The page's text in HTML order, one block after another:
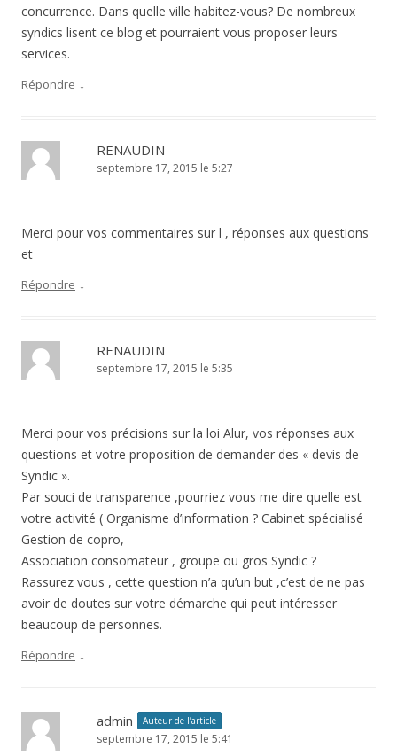
concurrence. Dans quelle ville habitez-vous? De nombreux
syndics lisent ce blog et pourraient vous proposer leurs
services.
Répondre ↓
RENAUDIN
septembre 17, 2015 le 5:27
Merci pour vos commentaires sur l , réponses aux questions
et
Répondre ↓
RENAUDIN
septembre 17, 2015 le 5:35
Merci pour vos précisions sur la loi Alur, vos réponses aux
questions et votre proposition de demander des « devis de
Syndic ».
Par souci de transparence ,pourriez vous me dire quelle est
votre activité ( Organisme d’information ? Cabinet spécialisé
Gestion de copro,
Association consomateur , groupe ou gros Syndic ?
Rassurez vous , cette question n’a qu’un but ,c’est de ne pas
avoir de doutes sur votre démarche qui peut intéresser
beaucoup de personnes.
Répondre ↓
admin Auteur de l’article
septembre 17, 2015 le 5:41